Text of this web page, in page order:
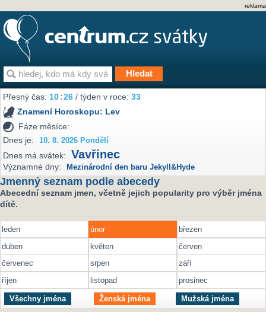
reklama
Přesný čas:10:26 / týden v roce:33
Znamení Horoskopu: Lev
Fáze měsíce:
Dnes je:
10. 8. 2026 Pondělí
Dnes má svátek: Vavřinec
Významné dny: Mezinárodní den baru Jekyll&Hyde
Jmenný seznam podle abecedy
Abecední seznam jmen, včetně jejich popularity pro výběr jména
dítě.
leden únor
březen
duben
květen
červen
červenec
srpen
září
říjen
listopad prosinec
Všechny jména Ženská jména Mužská jména